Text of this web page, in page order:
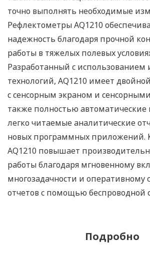
точно выполнять необходимые
Рефлектометры AQ1210
надежность благодаря прочной
работы в тяжелых полевых
Разработанный с
технологий, AQ1210 имеет
с сенсорным экраном и
также полностью
легко читаемые аналитические
новых программных приложений.
AQ1210 повышает
работы благодаря мгновенному
многозадачности и оперативному
отчетов с помощью беспроводной
Подробно